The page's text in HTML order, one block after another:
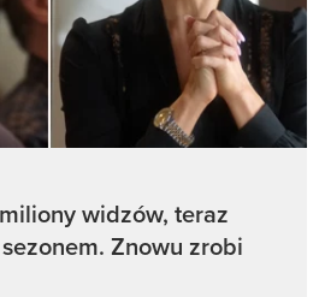
widzów, teraz
Znowu zrobi